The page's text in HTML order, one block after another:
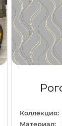
Коллекция:
Материал: